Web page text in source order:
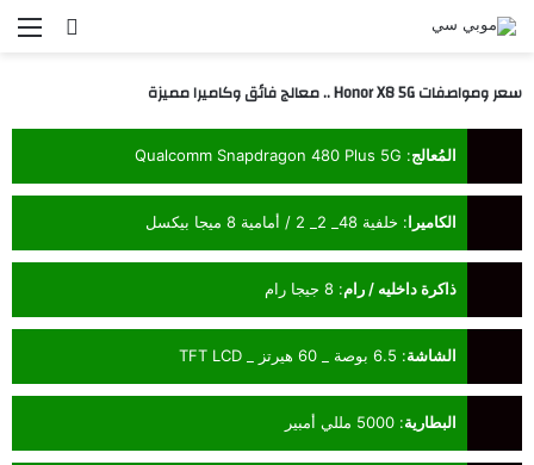
بحث
سعر ومواصفات Honor X8 5G .. معالج فائق وكاميرا مميزة
المُعالج:
Qualcomm Snapdragon 480 Plus 5G
الكاميرا: خلفية 48_ 2_ 2 / أمامية 8 ميجا بيكسل
ذاكرة داخليه / رام: 8 جيجا رام
الشاشة: 6.5 بوصة _ 60 هيرتز _ TFT LCD
البطارية: 5000 مللي أمبير